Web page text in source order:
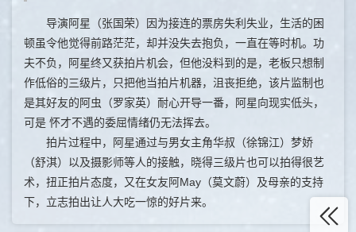
导演阿星（张国荣）因为接连的票房失利失业，生活的困
顿虽令他觉得前路茫茫，却并没失去抱负，一直在等时机。功
夫不负，阿星终又获拍片机会，但他没料到的是，老板只想制
作低俗的三级片，只把他当拍片机器，沮丧拒绝，该片监制也
是其好友的阿虫（罗家英）耐心开导一番，阿星向现实低头，
可是 怀才不遇的委屈情绪仍无法挥去。
拍片过程中，阿星通过与男女主角华叔（徐锦江）梦娇
（舒淇）以及摄影师等人的接触，晓得三级片也可以拍得很艺
术，扭正拍片态度，又在女友阿May（莫文蔚）及母亲的支持
下，立志拍出让人大吃一惊的好片来。